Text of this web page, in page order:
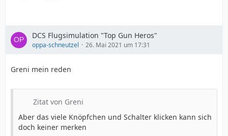
DCS Flugsimulation "Top Gun Heros"
oppa-schneutzel 26. Mai 2021 um 17:31
Greni mein reden
Zitat von Greni
Aber das viele Knöpfchen und Schalter klicken kann sich
doch keiner merken